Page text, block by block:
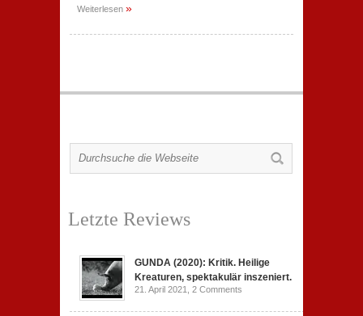
Weiterlesen »
Letzte Reviews
GUNDA (2020): Kritik. Heilige
Kreaturen, spektakulär inszeniert.
21. April 2021, 2 Comments